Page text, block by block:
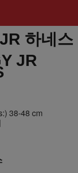
하네스
JR
38-48 cm